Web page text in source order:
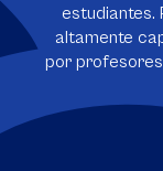
estudiantes.
altamente
por